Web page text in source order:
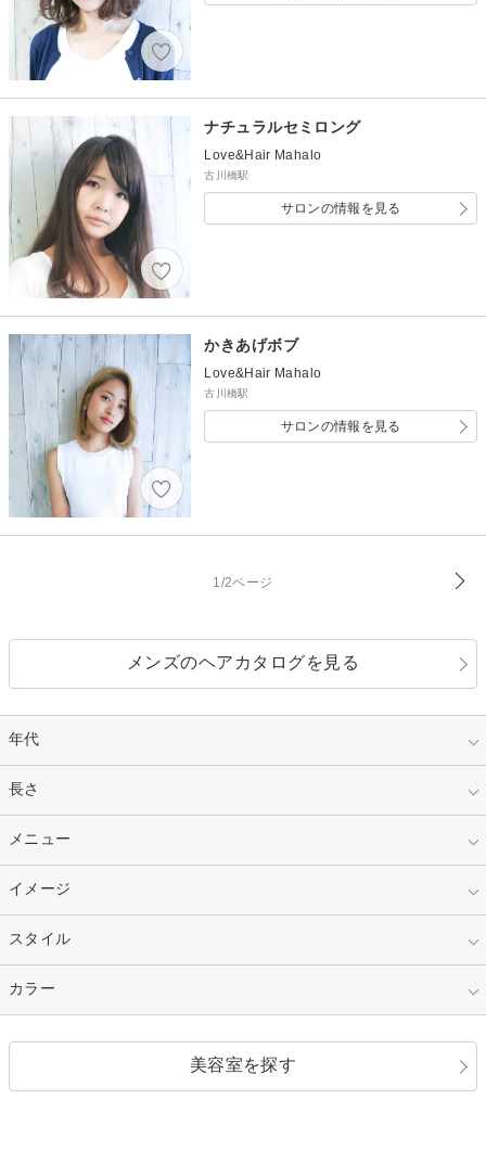
ナチュラルセミロング
Love&Hair Mahalo
古川橋駅
サロンの情報を見る
かきあげボブ
Love&Hair Mahalo
古川橋駅
サロンの情報を見る
1/2ページ
メンズのヘアカタログを見る
年代
指定なし
10代
30代
長さ
指定なし
ショート
セミロング
メニュー
指定なし
カラー
縮毛矯正
イメージ
指定なし
キュート
ストリート
スタイル
指定なし
カラー
美容室を探す